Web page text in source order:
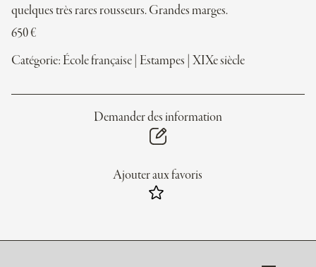
quelques très rares rousseurs. Grandes marges.
650€
Catégorie: École française Estampes XIXe siècle
Demander des information
Ajouter aux favoris